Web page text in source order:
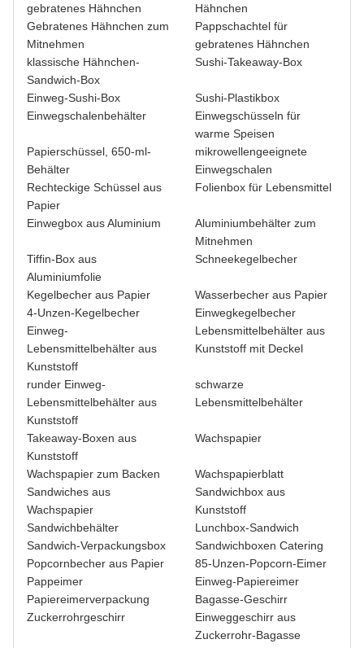
gebratenes Hähnchen
Hähnchen
Gebratenes Hähnchen zum
Mitnehmen
Pappschachtel für
gebratenes Hähnchen
klassische Hähnchen-
Sandwich-Box
Sushi-Takeaway-Box
Einweg-Sushi-Box
Sushi-Plastikbox
Einwegschalenbehälter
Einwegschüsseln für
warme Speisen
Papierschüssel, 650-ml-
Behälter
mikrowellengeeignete
Einwegschalen
Rechteckige Schüssel aus
Papier
Folienbox für Lebensmittel
Einwegbox aus Aluminium
Aluminiumbehälter zum
Mitnehmen
Tiffin-Box aus
Aluminiumfolie
Schneekegelbecher
Kegelbecher aus Papier
Wasserbecher aus Papier
4-Unzen-Kegelbecher
Einwegkegelbecher
Einweg-
Lebensmittelbehälter aus
Kunststoff
Lebensmittelbehälter aus
Kunststoff mit Deckel
runder Einweg-
Lebensmittelbehälter aus
Kunststoff
schwarze
Lebensmittelbehälter
Takeaway-Boxen aus
Kunststoff
Wachspapier
Wachspapier zum Backen
Wachspapierblatt
Sandwiches aus
Wachspapier
Sandwichbox aus
Kunststoff
Sandwichbehälter
Lunchbox-Sandwich
Sandwich-Verpackungsbox
Sandwichboxen Catering
Popcornbecher aus Papier
85-Unzen-Popcorn-Eimer
Pappeimer
Einweg-Papiereimer
Papiereimerverpackung
Bagasse-Geschirr
Zuckerrohrgeschirr
Einweggeschirr aus
Zuckerrohr-Bagasse